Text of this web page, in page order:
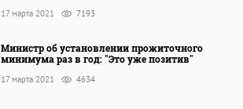
17 марта 2021 7193
Министр об установлении прожиточного
минимума раз в год: "Это уже позитив"
17 марта 2021 4634